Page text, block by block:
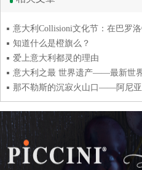
知道什么是橙旗么？
爱上意大利都灵的理由
意大利之最 世界遗产——最新世
那不勒斯的沉寂火山口——阿尼